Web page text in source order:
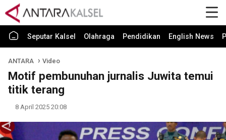
Seputar Kalsel Olahraga Pendidikan English News
ANTARA Video
Motif pembunuhan jurnalis Juwita temui
titik terang
8 April 2025 20:08